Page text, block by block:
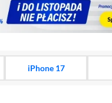
element 1 z 15
iPhone 17